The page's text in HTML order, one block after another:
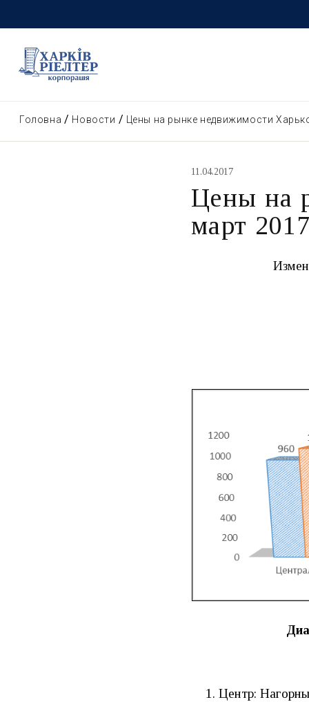
Головна Новости Цены на рынке недвижимости
11.04.2017
Цены на
март
Центр: